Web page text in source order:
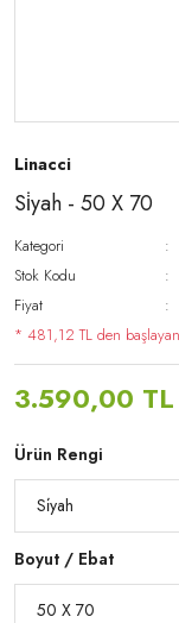
Linacci
Si̇yah - 50 X 70
Kategori
Stok Kodu
Fiyat
* 481,12 TL den
3.590,00 TL
Ürün Rengi
Boyut / Ebat